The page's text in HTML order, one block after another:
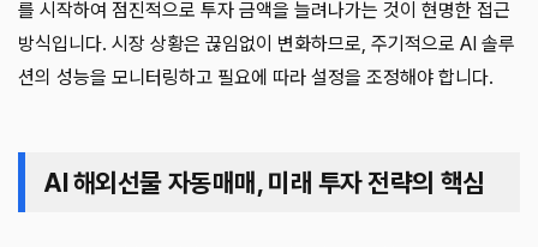
를 시작하여 점진적으로 투자 금액을 늘려나가는 것이 현명한 접근
방식입니다. 시장 상황은 끊임없이 변화하므로, 주기적으로 AI 솔루
션의 성능을 모니터링하고 필요에 따라 설정을 조정해야 합니다.
AI 해외선물 자동매매, 미래 투자 전략의 핵심